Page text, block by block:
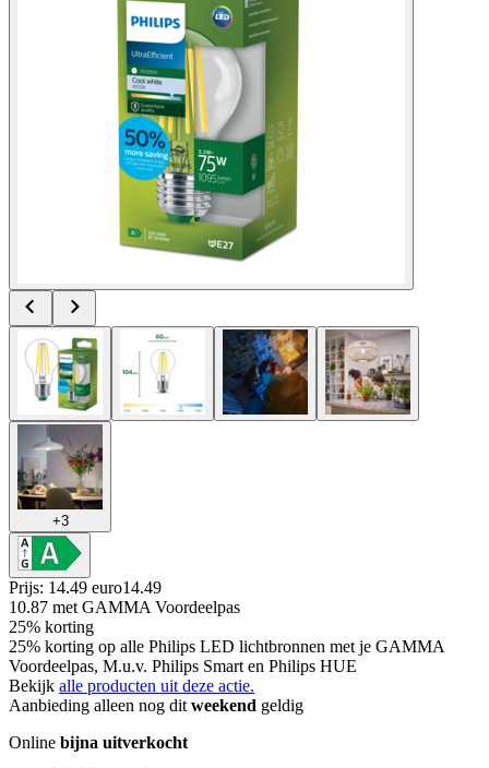
+3
Prijs: 14.49 euro14.49
10.87 met GAMMA Voordeelpas
25% korting
25% korting op alle Philips LED lichtbronnen met je GAMMA
Voordeelpas, M.u.v. Philips Smart en Philips HUE
Bekijk alle producten uit deze actie.
Aanbieding alleen nog dit weekend geldig
Online bijna uitverkocht